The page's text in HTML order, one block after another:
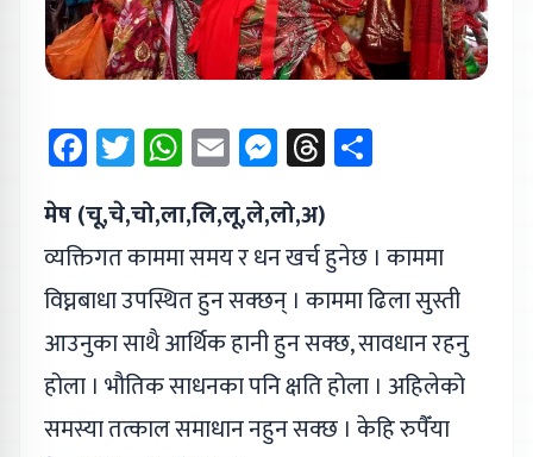
Facebook
Twitter
WhatsApp
EmailMessenger
Threads
मेष (चू,चे,चो,ला,लि,लू,ले,लो,अ)
व्यक्तिगत काममा समय र धन खर्च हुनेछ । काममा
विघ्नबाधा उपस्थित हुन सक्छन् । काममा ढिला सुस्ती
आउनुका साथै आर्थिक हानी हुन सक्छ, सावधान रहनु
होला । भौतिक साधनका पनि क्षति होला । अहिलेको
समस्या तत्काल समाधान नहुन सक्छ । केहि रुपैँया